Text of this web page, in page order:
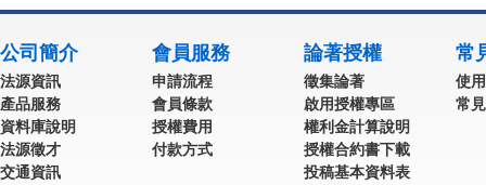
公司簡介
法源資訊
產品服務
資料庫說明
法源徵才
交通資訊
會員服務
申請流程
會員條款
授權費用
付款方式
論著授權
徵集論著
啟用授權專區
權利金計算說明
授權合約書下載
投稿基本資料表
常
使
常